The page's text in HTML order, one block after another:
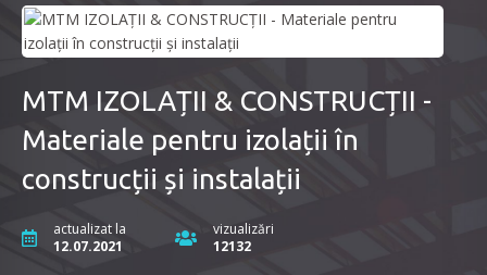
MTM IZOLAȚII & CONSTRUCȚII -
Materiale pentru izolații în
construcții și instalații
actualizat la
12.07.2021
vizualizări
12132